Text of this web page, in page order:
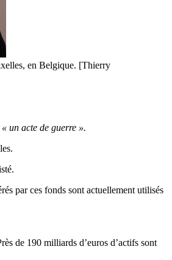
en Belgique. [Thierry
« un acte de guerre ».
par ces fonds sont actuellement utilisés
de 190 milliards d’euros d’actifs sont